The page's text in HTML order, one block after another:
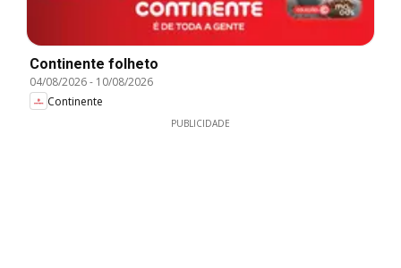
Continente folheto
04/08/2026- 10/08/2026
Continente
PUBLICIDADE